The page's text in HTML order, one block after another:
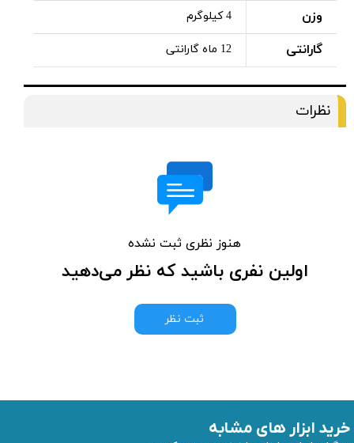
وزن 4 کیلوگرم
گارانتی 12 ماه گارانتی
نظرات
هنوز نظری ثبت نشده
اولین نفری باشید که نظر می‌دهید
ثبت نظر
خرید ابزار های مشابه